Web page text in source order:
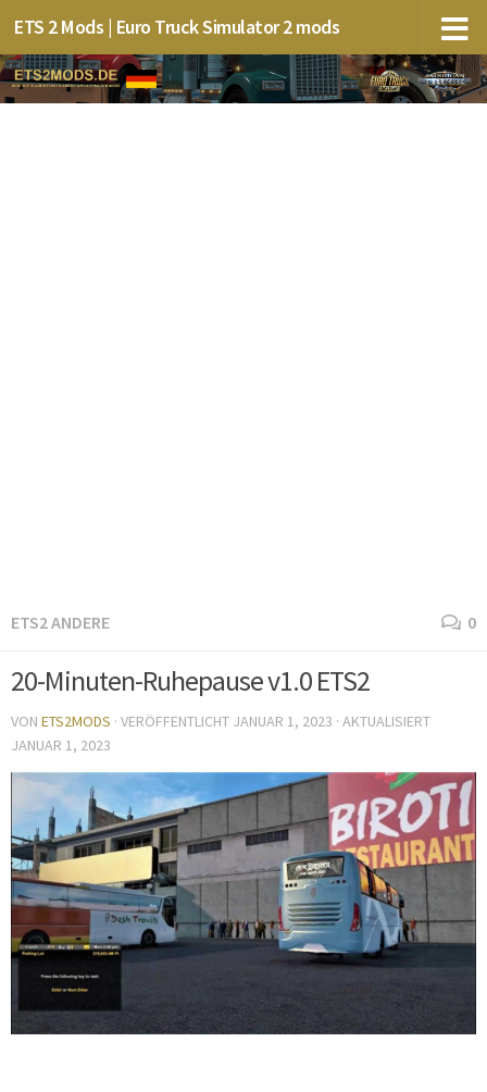
ETS 2 Mods | Euro Truck Simulator 2 mods
ETS2 ANDERE 0
20-Minuten-Ruhepause v1.0 ETS2
VON ETS2MODS · VERÖFFENTLICHT JANUAR 1, 2023 · AKTUALISIERT
JANUAR 1, 2023